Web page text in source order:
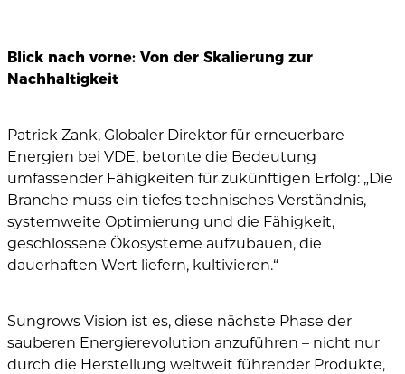
Blick nach vorne: Von der Skalierung zur
Nachhaltigkeit
Patrick Zank, Globaler Direktor für erneuerbare
Energien bei VDE, betonte die Bedeutung
umfassender Fähigkeiten für zukünftigen Erfolg: „Die
Branche muss ein tiefes technisches Verständnis,
systemweite Optimierung und die Fähigkeit,
geschlossene Ökosysteme aufzubauen, die
dauerhaften Wert liefern, kultivieren.“
Sungrows Vision ist es, diese nächste Phase der
sauberen Energierevolution anzuführen – nicht nur
durch die Herstellung weltweit führender Produkte,